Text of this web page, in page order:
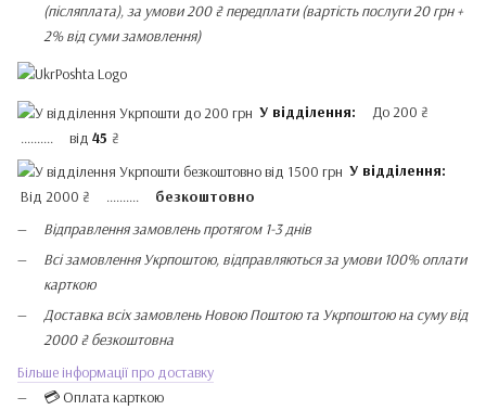
(післяплата), за умови 200 ₴ передплати (вартість послуги 20 грн +
2% від суми замовлення)
У відділення: До 200 ₴
.......... від 45 ₴
У відділення:
Від 2000 ₴ .......... безкоштовно
Відправлення замовлень протягом 1-3 днів
Всі замовлення Укрпоштою, відправляються за умови 100% оплати
карткою
Доставка всіх замовлень Новою Поштою та Укрпоштою на суму від
2000 ₴ безкоштовна
Більше інформації про доставку
💳 Оплата карткою